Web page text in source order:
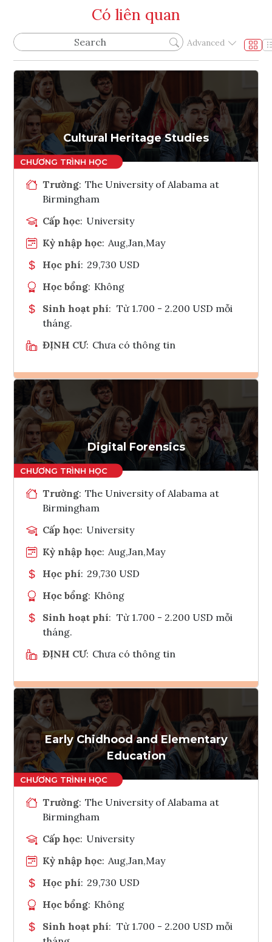
Có liên quan
Advanced
Cultural Heritage Studies
Trường: The University of Alabama at
Birmingham
Cấp học: University
Kỳ nhập học: Aug,Jan,May
Học phí: 29,730 USD
Học bổng: Không
Sinh hoạt phí: Từ 1.700 - 2.200 USD mỗi
tháng.
ĐỊNH CƯ: Chưa có thông tin
Ghi danh
Tham vấn Interlink
Digital Forensics
Trường: The University of Alabama at
Birmingham
Cấp học: University
Kỳ nhập học: Aug,Jan,May
Học phí: 29,730 USD
Học bổng: Không
Sinh hoạt phí: Từ 1.700 - 2.200 USD mỗi
tháng.
ĐỊNH CƯ: Chưa có thông tin
Ghi danh
Tham vấn Interlink
Early Chidhood and Elementary
Education
Trường: The University of Alabama at
Birmingham
Cấp học: University
Kỳ nhập học: Aug,Jan,May
Học phí: 29,730 USD
Học bổng: Không
Sinh hoạt phí: Từ 1.700 - 2.200 USD mỗi